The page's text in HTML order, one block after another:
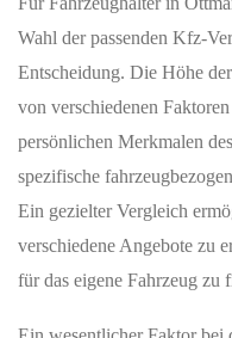
Wahl der passenden Kfz-
Entscheidung. Die Höhe
von verschiedenen
persönlichen Merkmalen
spezifische
Ein gezielter Vergleich
verschiedene Angebote zu
für das eigene Fahrzeug zu